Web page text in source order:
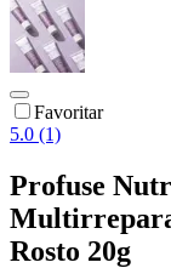
Favoritar
5.0 (1)
Profuse
Rosto 20g